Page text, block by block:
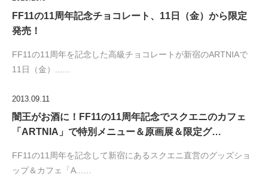
FF11の11周年記念チョコレート、11日（金）から限定
発売！
FF11の11周年を記念した高級チョコレートが新宿のARTNIAで
11日（金）...…
2013.09.11
闇王がお酒に！FF11の11周年記念でスクエニのカフェ
「ARTNIA」で特別メニュー＆原画展＆限定グ…
FF11の11周年を記念して新宿にあるスクエニ直営のグッズショ
ップ＆カフェ「A...…